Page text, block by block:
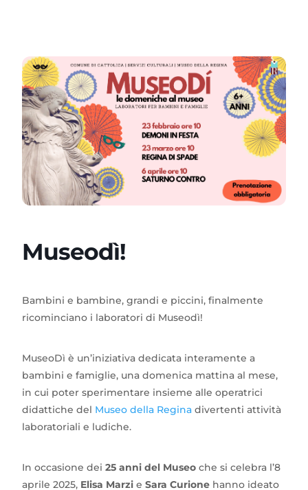
Museodì!
Bambini e bambine, grandi e piccini, finalmente
ricominciano i laboratori di Museodì!
MuseoDì è un’iniziativa dedicata interamente a
bambini e famiglie, una domenica mattina al mese,
in cui poter sperimentare insieme alle operatrici
didattiche del Museo della Regina divertenti attività
laboratoriali e ludiche.
In occasione dei25 anni del Museo che si celebra l’8
aprile 2025, Elisa Marzi eSara Curione hanno ideato